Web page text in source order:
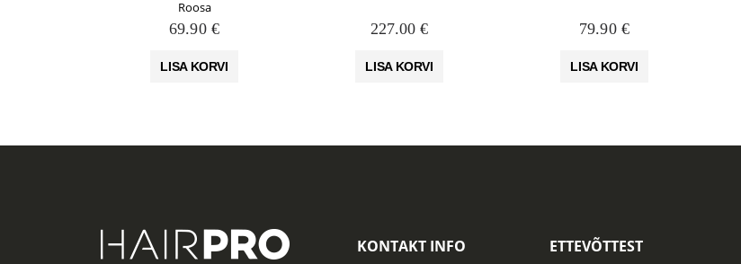
Roosa
69.90 €
LISA KORVI
227.00€
LISA KORVI
79.90 €
LISA KORVI
KONTAKT INFO ETTEVÕTTEST